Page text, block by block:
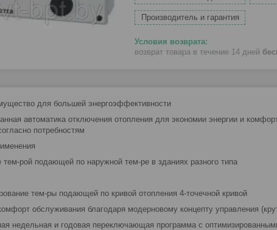
Производитель и гарантия
возврат товара в течение 14 дней
для большей энергоэффективности
автоматика отключения отопления для экономии энергии и
потребностям
тем-рой подающей по наружной тем-ре в зданиях разного типа
тем-ры подающей по кривой отопления 4-точечной кривой
обслуживания благодаря модерновому концепту управления
недельная и годовая переключающая программа с